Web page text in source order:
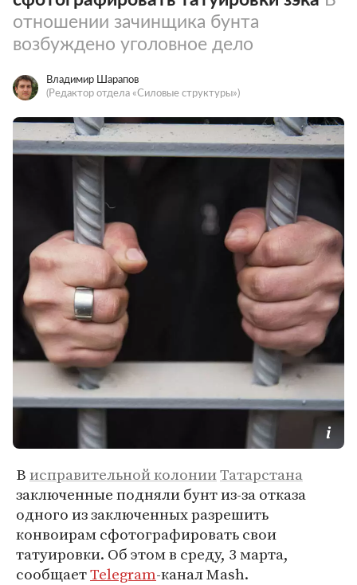
отношении зачинщика бунта
возбуждено уголовное дело
Владимир Шарапов
(Редактор отдела «Силовые структуры»)
Висправительной колонииТатарстана
заключенные подняли бунт из-за отказа
одного из заключенных разрешить
конвоирам сфотографировать свои
татуировки. Об этом в среду, 3 марта,
сообщаетTelegram-канал Mash.